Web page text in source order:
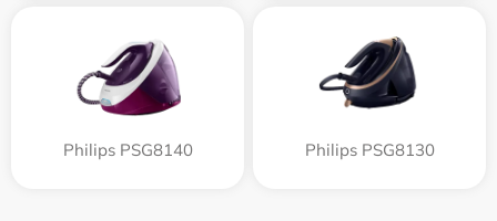
Philips PSG8140 Philips PSG8130